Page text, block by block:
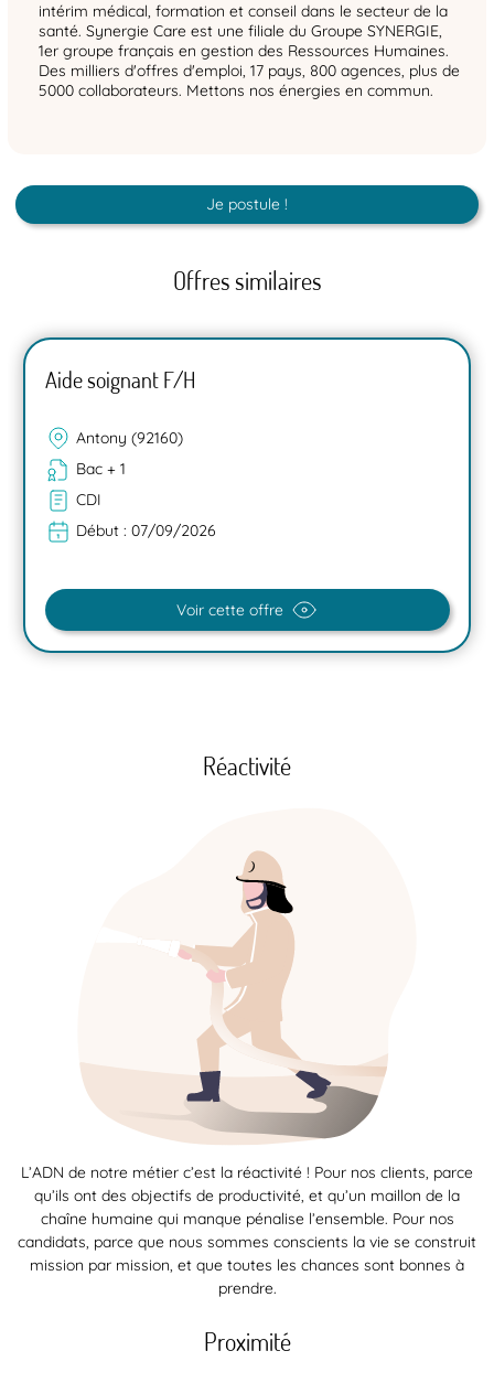
intérim médical, formation et conseil dans le secteur de la
santé. Synergie Care est une filiale du Groupe SYNERGIE,
1er groupe français en gestion des Ressources Humaines.
Des milliers d'offres d'emploi, 17 pays, 800 agences, plus de
5000 collaborateurs. Mettons nos énergies en commun.
Je postule !
Offres similaires
Aide soignant F/H
Antony (92160)
Bac + 1
CDI
Début : 07/09/2026
Voir cette offre
Réactivité
L’ADN de notre métier c’est la réactivité ! Pour nos clients, parce
qu’ils ont des objectifs de productivité, et qu’un maillon de la
chaîne humaine qui manque pénalise l’ensemble. Pour nos
candidats, parce que nous sommes conscients la vie se construit
mission par mission, et que toutes les chances sont bonnes à
prendre.
Proximité